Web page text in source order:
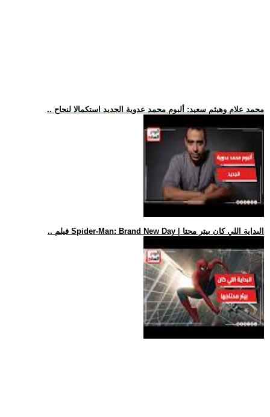
.. محمد علام وهيثم سعيد: ألبوم محمد عدوية الجديد استكمالا لنجاح
.. فيلم Spider-Man: Brand New Day | البداية اللي كان بيتر محتا